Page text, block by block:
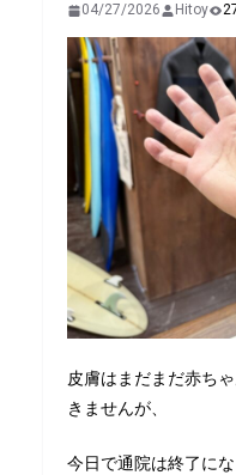
04/27/2026 Hitoy
皮膚はまだまだ赤ち
きませんが、
今日で通院は終了にな